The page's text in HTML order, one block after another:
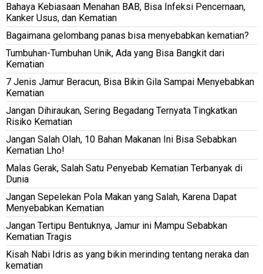
Bahaya Kebiasaan Menahan BAB, Bisa Infeksi Pencernaan,
Kanker Usus, dan Kematian
Bagaimana gelombang panas bisa menyebabkan kematian?
Tumbuhan-Tumbuhan Unik, Ada yang Bisa Bangkit dari
Kematian
7 Jenis Jamur Beracun, Bisa Bikin Gila Sampai Menyebabkan
Kematian
Jangan Dihiraukan, Sering Begadang Ternyata Tingkatkan
Risiko Kematian
Jangan Salah Olah, 10 Bahan Makanan Ini Bisa Sebabkan
Kematian Lho!
Malas Gerak, Salah Satu Penyebab Kematian Terbanyak di
Dunia
Jangan Sepelekan Pola Makan yang Salah, Karena Dapat
Menyebabkan Kematian
Jangan Tertipu Bentuknya, Jamur ini Mampu Sebabkan
Kematian Tragis
Kisah Nabi Idris as yang bikin merinding tentang neraka dan
kematian